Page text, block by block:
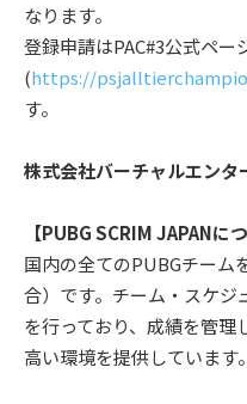
なります。
登録申請はPAC#3公式ペー
(https://
す。
株式会社バーチャルエンタ
【PUBG SCRIM JAPANにつ
国内の全てのPUBGチーム
合）です。チーム・スケジ
を行っており、成績を管理
高い環境を提供しています。